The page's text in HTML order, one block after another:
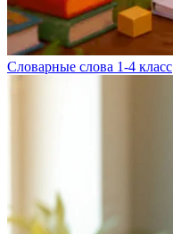
Словарные слова 1-4 класс